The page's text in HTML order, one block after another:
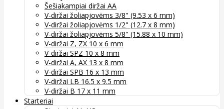
Šešiakampiai diržai AA
V-diržai žoliapjovėms 3/8" (9.53 x 6 mm)
V-diržai žoliapjovėms 1/2" (12.7 x 8 mm)
V-diržai žoliapjovėms 5/8" (15.88 x 10 mm)
V-diržai Z, ZX 10 x 6 mm
V-diržai SPZ 10 x 8 mm
V-diržai A, AX 13 x 8 mm
V-diržai SPB 16 x 13 mm
V-diržai LB 16.5 x 9.5 mm
V-diržai B 17 x 11 mm
Starteriai